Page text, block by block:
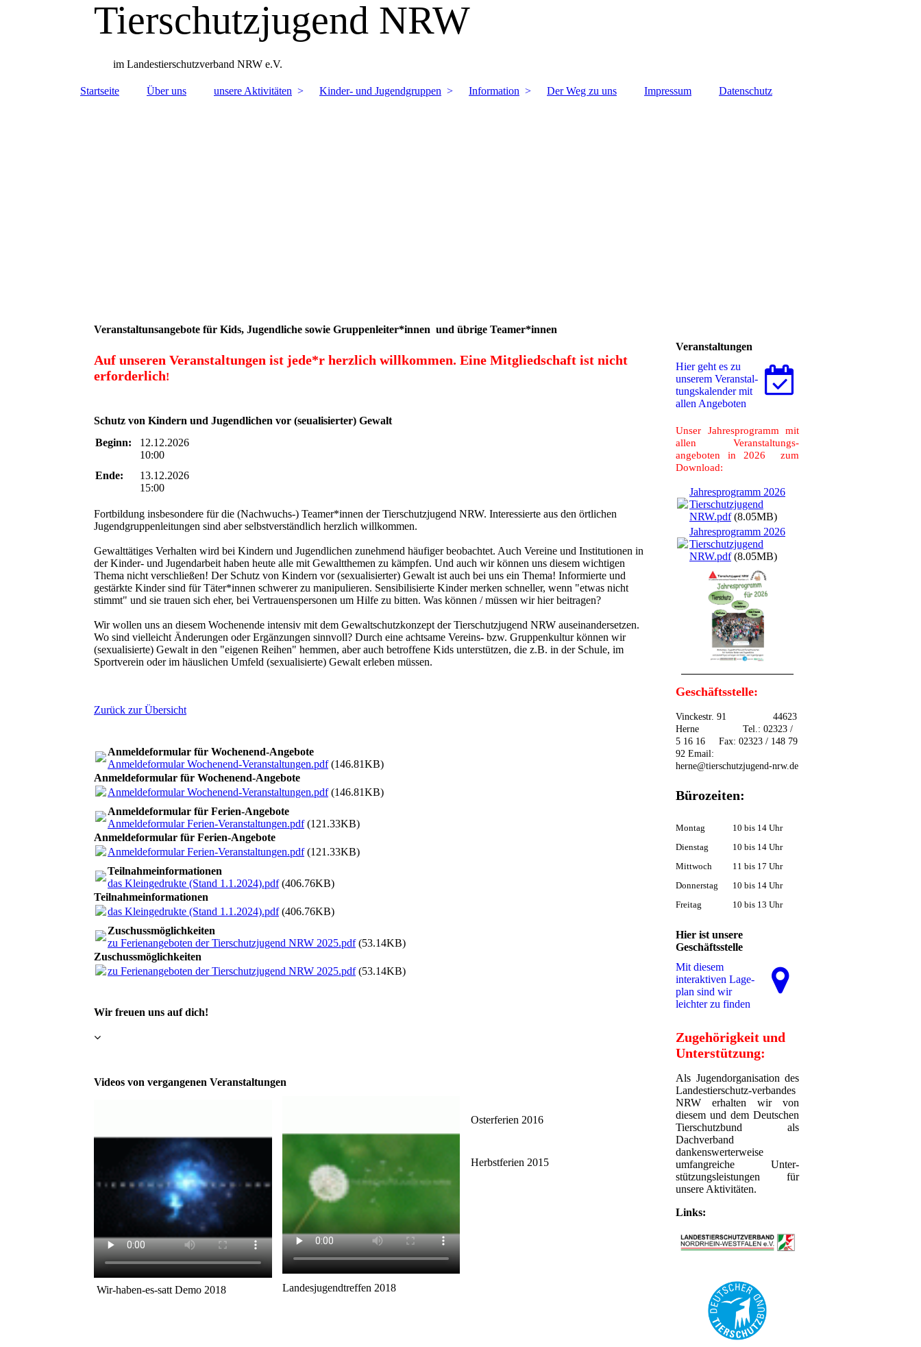
Tierschutzjugend NRW
im Landestierschutzverband NRW e.V.
Startseite Über uns unsere Aktivitäten Kinder- und Jugendgruppen Information Der Weg zu uns Impressum Datenschutz
Veranstaltunsangebote für Kids, Jugendliche sowie Gruppenleiter*innen und übrige Teamer*innen
Auf unseren Veranstaltungen ist jede*r herzlich willkommen. Eine Mitgliedschaft ist nicht
erforderlich!
Schutz von Kindern und Jugendlichen vor (seualisierter) Gewalt
Beginn:
12.12.2026
10:00
Ende:
13.12.2026
15:00
Fortbildung insbesondere für die (Nachwuchs-) Teamer*innen der Tierschutzjugend NRW. Interessierte aus den örtlichen
Jugendgruppenleitungen sind aber selbstverständlich herzlich willkommen.
Gewalttätiges Verhalten wird bei Kindern und Jugendlichen zunehmend häufiger beobachtet. Auch Vereine und Institutionen in
der Kinder- und Jugendarbeit haben heute alle mit Gewaltthemen zu kämpfen. Und auch wir können uns diesem wichtigen
Thema nicht verschließen! Der Schutz von Kindern vor (sexualisierter) Gewalt ist auch bei uns ein Thema! Informierte und
gestärkte Kinder sind für Täter*innen schwerer zu manipulieren. Sensibilisierte Kinder merken schneller, wenn "etwas nicht
stimmt" und sie trauen sich eher, bei Vertrauenspersonen um Hilfe zu bitten. Was können / müssen wir hier beitragen?
Wir wollen uns an diesem Wochenende intensiv mit dem Gewaltschutzkonzept der Tierschutzjugend NRW auseinandersetzen.
Wo sind vielleicht Änderungen oder Ergänzungen sinnvoll? Durch eine achtsame Vereins- bzw. Gruppenkultur können wir
(sexualisierte) Gewalt in den "eigenen Reihen" hemmen, aber auch betroffene Kids unterstützen, die z.B. in der Schule, im
Sportverein oder im häuslichen Umfeld (sexualisierte) Gewalt erleben müssen.
Zurück zur Übersicht
Anmeldeformular für Wochenend-Angebote
Anmeldeformular Wochenend-Veranstaltungen.pdf(146.81KB)
Anmeldeformular für Wochenend-Angebote
Anmeldeformular Wochenend-Veranstaltungen.pdf(146.81KB)
Anmeldeformular für Ferien-Angebote
Anmeldeformular Ferien-Veranstaltungen.pdf(121.33KB)
Anmeldeformular für Ferien-Angebote
Anmeldeformular Ferien-Veranstaltungen.pdf(121.33KB)
Teilnahmeinformationen
das Kleingedrukte (Stand 1.1.2024).pdf(406.76KB)
Teilnahmeinformationen
das Kleingedrukte (Stand 1.1.2024).pdf(406.76KB)
Zuschussmöglichkeiten
zu Ferienangeboten der Tierschutzjugend NRW 2025.pdf(53.14KB)
Zuschussmöglichkeiten
zu Ferienangeboten der Tierschutzjugend NRW 2025.pdf(53.14KB)
Wir freuen uns auf dich!
Videos von vergangenen Veranstaltungen
Wir-haben-es-satt Demo 2018 Landesjugendtreffen 2018
Osterferien 2016
Herbstferien 2015
Veranstaltungen
Hier geht es zu
unserem Ver­an­stal­
tungs­ka­len­der mit
allen Angeboten
Unser Jahresprogramm mit
allen Veranstaltungs-
angeboten in 2026 zum
Download:
Jahresprogramm 2026
Tierschutzjugend
NRW.pdf(8.05MB)
Jahresprogramm 2026
Tierschutzjugend
NRW.pdf(8.05MB)
Geschäftsstelle:
Vinckestr. 91 44623
Herne Tel.: 02323 /
5 16 16 Fax: 02323 / 148 79
92 Email:
herne@tierschutzjugend-nrw.de
Bürozeiten:
Montag
10 bis 14 Uhr
Dienstag
10 bis 14 Uhr
Mittwoch
11 bis 17 Uhr
Donnerstag
10 bis 14 Uhr
Freitag
10 bis 13 Uhr
Hier ist unsere
Geschäftsstelle
Mit diesem
interaktiven La­ge­
plan sind wir
leichter zu finden
Zugehörigkeit und
Unterstützung:
Als Jugendorganisation des
Landestierschutz-verbandes
NRW erhalten wir von
diesem und dem Deutschen
Tierschutzbund als
Dachverband
dankenswerterweise
umfangreiche Unter-
stützungsleistungen für
unsere Aktivitäten.
Links: